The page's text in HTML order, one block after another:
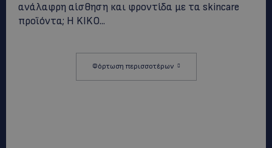
ανάλαφρη αίσθηση και φροντίδα με τα skincare
προϊόντα; Η KIKO...
Φόρτωση περισσοτέρων